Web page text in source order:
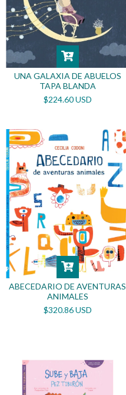
UNA GALAXIA DE ABUELOS
TAPA BLANDA
$224.60 USD
ABECEDARIO DE AVENTURAS
ANIMALES
$320.86 USD